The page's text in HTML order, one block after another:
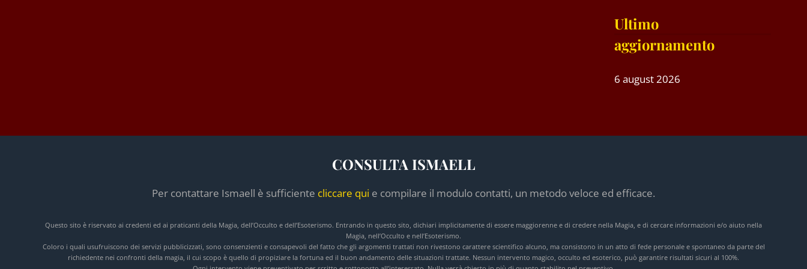
Ultimo
aggiornamento
6 august 2026
CONSULTA ISMAELL
Per contattare Ismaell è sufficiente cliccare qui e compilare il modulo contatti, un metodo veloce ed efficace.
Questo sito è riservato ai credenti ed ai praticanti della Magia, dell’Occulto e dell’Esoterismo. Entrando in questo sito, dichiari implicitamente di essere maggiorenne e di credere nella Magia, e di cercare informazioni e/o aiuto nella
Magia, nell’Occulto e nell’Esoterismo.
Coloro i quali usufruiscono dei servizi pubblicizzati, sono consenzienti e consapevoli del fatto che gli argomenti trattati non rivestono carattere scientifico alcuno, ma consistono in un atto di fede personale e spontaneo da parte del
richiedente nei confronti della magia, il cui scopo è quello di propiziare la fortuna ed il buon andamento delle situazioni trattate. Nessun intervento magico, occulto ed esoterico, può garantire risultati sicuri al 100%.